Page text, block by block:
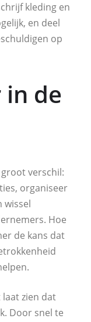
kleding en
en deel
op
in de
verschil:
organiseer
wissel
Hoe
de kans dat
zien dat
Door snel te